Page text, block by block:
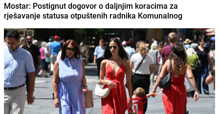
Mostar: Postignut dogovor o daljnjim koracima za
rješavanje statusa otpuštenih radnika Komunalnog